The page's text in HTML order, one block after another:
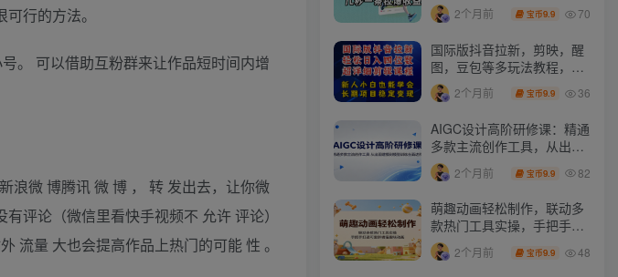
行的方法。
。 可以借助互粉群来让作品短时间内增
浪微 博腾讯 微 博 ， 转 发出去，让你微
评论（微信里看快手视频不 允许 评论）
流量 大也会提高作品上热门的可能 性 。
益
2个月前 宝币9.9 70
国际版抖音拉新，剪映，醒
图，豆包等多玩法教程，长
期可做的项目，轻松日入四
位数，深度揭秘玩法，干就
2个月前 宝币9.9 36
AIGC设计高阶研修课：精通
多款主流创作工具，从出图
建模到模型训练全面进阶
2个月前 宝币9.9 82
萌趣动画轻松制作，联动多
款热门工具实操，手把手打
造可爱胖橘猫趣味动画
2个月前 宝币9.9 48